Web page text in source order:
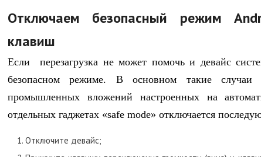
Отключаем безопасный режим
клавиш
Если перезагрузка не может помочь и девайс
безопасном режиме. В основном такие случаи
промышленных вложений настроенных на
отдельных гаджетах «safe mode» отключается
Отключите девайс;